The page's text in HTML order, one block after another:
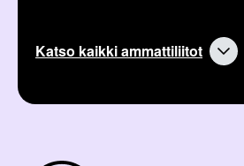
Katso kaikki ammattiliitot